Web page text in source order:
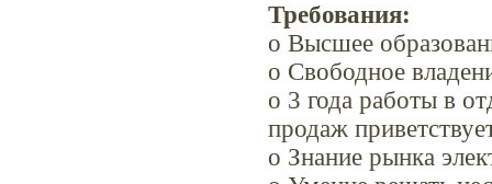
Требования:
o Высшее
o Свободное
o 3 года работы в
продаж
o Знание рынка